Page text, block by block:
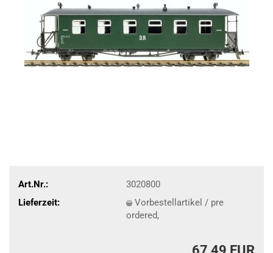
Art.Nr.:
3020800
Lieferzeit:
Vorbestellartikel / pre
ordered,